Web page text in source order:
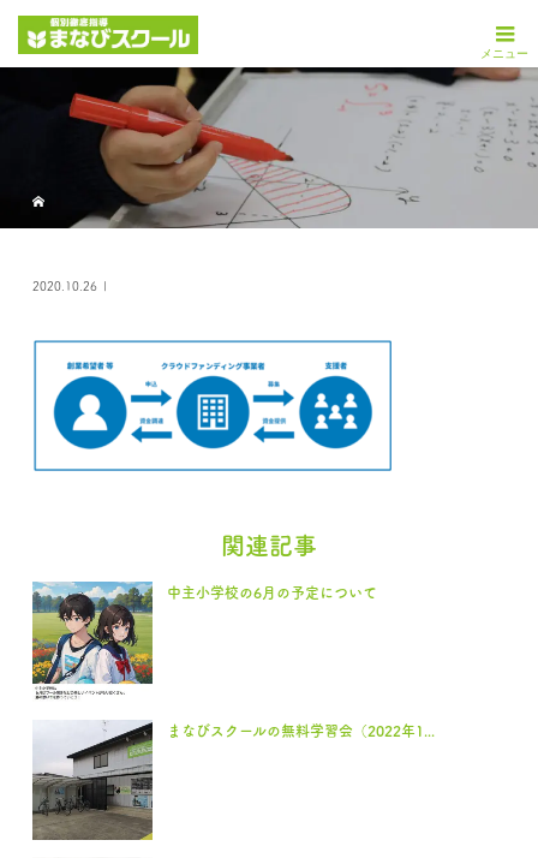
2020.10.26
関連記事
中主小学校の6月の予定について
まなびスクールの無料学習会（2022年1...